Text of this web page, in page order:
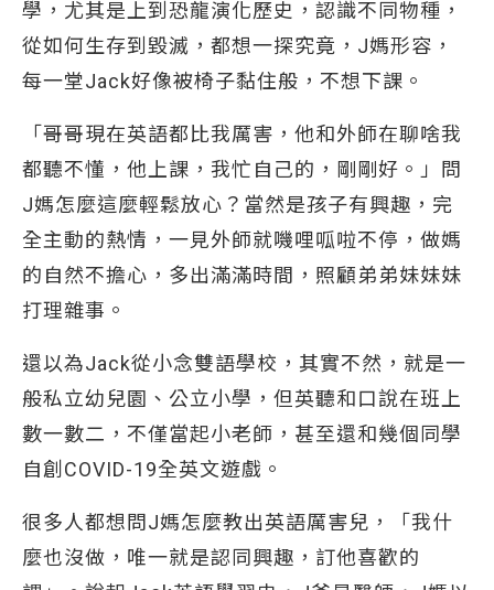
學，尤其是上到恐龍演化歷史，認識不同物種，
從如何生存到毀滅，都想一探究竟，J媽形容，
每一堂Jack好像被椅子黏住般，不想下課。
「哥哥現在英語都比我厲害，他和外師在聊啥我
都聽不懂，他上課，我忙自己的，剛剛好。」問
J媽怎麼這麼輕鬆放心？當然是孩子有興趣，完
全主動的熱情，一見外師就嘰哩呱啦不停，做媽
的自然不擔心，多出滿滿時間，照顧弟弟妹妹妹
打理雜事。
還以為Jack從小念雙語學校，其實不然，就是一
般私立幼兒園、公立小學，但英聽和口說在班上
數一數二，不僅當起小老師，甚至還和幾個同學
自創COVID-19全英文遊戲。
很多人都想問J媽怎麼教出英語厲害兒，「我什
麼也沒做，唯一就是認同興趣，訂他喜歡的